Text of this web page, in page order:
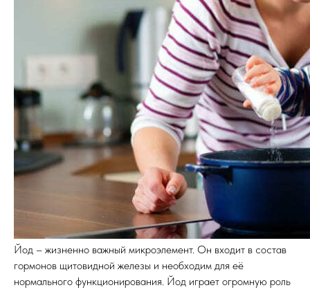
Йод – жизненно важный микроэлемент. Он входит в состав
гормонов щитовидной железы и необходим для её
нормального функционирования. Йод играет огромную роль